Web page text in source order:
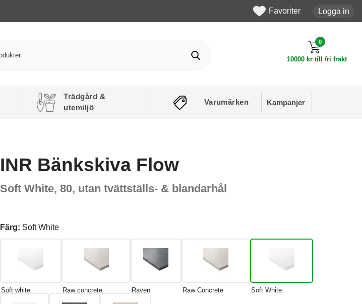
Favoriter Logga in
0
10000 kr till fri frakt
Trädgård &
utemiljö
Varumärken Kampanjer
INR Bänkskiva Flow
Soft White, 80, utan tvättställs- & blandarhål
Färg: Soft White
Soft white Raw concrete Raven Raw Concrete Soft White